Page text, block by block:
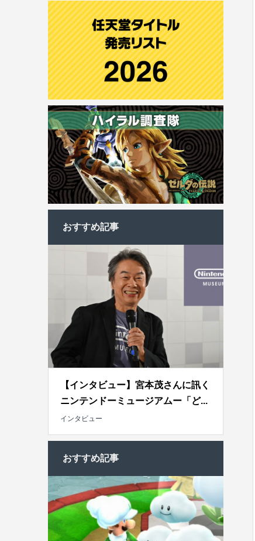
おすすめ記事
【インタビュー】宮本茂さんに訊く
ニンテンドーミュージアムー「ど...
インタビュー
おすすめ記事